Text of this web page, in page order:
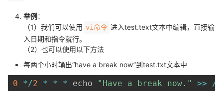
举例 ：
（1）我们可以使用 vi命令 进入test.text文本中编辑，直接输
入日期和指令就行。
（2）也可以使用以下方法
每两个小时输出“have a break now”到test.txt文本中
0 */2 * * * echo "Have a break now." >> /